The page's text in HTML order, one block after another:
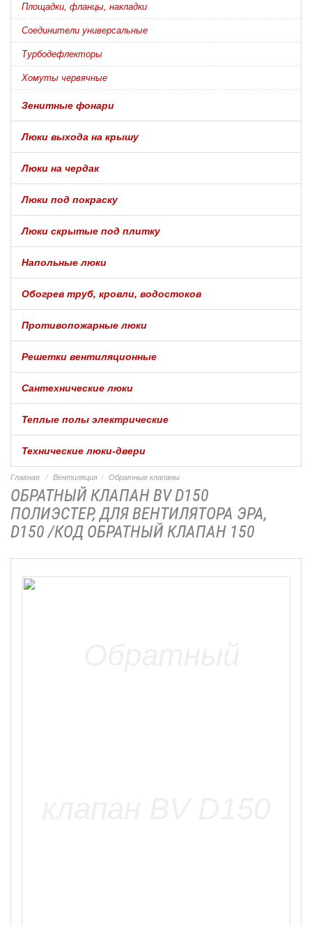
Площадки, фланцы, накладки
Соединители универсальные
Турбодефлекторы
Хомуты червячные
Зенитные фонари
Люки выхода на крышу
Люки на чердак
Люки под покраску
Люки скрытые под плитку
Напольные люки
Обогрев труб, кровли, водостоков
Противопожарные люки
Решетки вентиляционные
Сантехнические люки
Теплые полы электрические
Технические люки-двери
Главная Вентиляция Обратные клапаны
ОБРАТНЫЙ КЛАПАН BV D150
ПОЛИЭСТЕР, ДЛЯ ВЕНТИЛЯТОРА ЭРА,
D150 /КОД ОБРАТНЫЙ КЛАПАН 150